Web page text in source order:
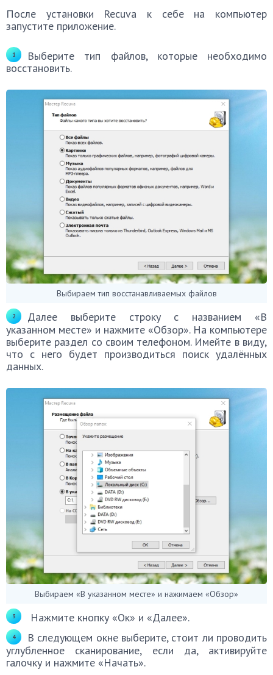
После установки Recuva к себе на компьютер
запустите приложение.
Выберите тип файлов, которые необходимо
восстановить.
Выбираем тип восстанавливаемых файлов
Далее выберите строку с названием «В
указанном месте» и нажмите «Обзор». На компьютере
выберите раздел со своим телефоном. Имейте в виду,
что с него будет производиться поиск удалённых
данных.
Выбираем «В указанном месте» и нажимаем «Обзор»
Нажмите кнопку «Ок» и «Далее».
В следующем окне выберите, стоит ли проводить
углубленное сканирование, если да, активируйте
галочку и нажмите «Начать».